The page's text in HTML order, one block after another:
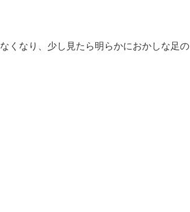
くなり、少し見たら明らかにおかしな足の